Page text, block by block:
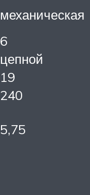
механическая
6
цепной
19
240
5,75